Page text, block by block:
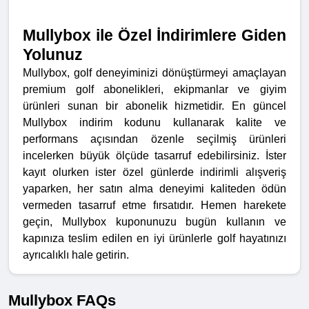
Mullybox ile Özel İndirimlere Giden
Yolunuz
Mullybox, golf deneyiminizi dönüştürmeyi amaçlayan
premium golf abonelikleri, ekipmanlar ve giyim
ürünleri sunan bir abonelik hizmetidir. En güncel
Mullybox indirim kodunu kullanarak kalite ve
performans açısından özenle seçilmiş ürünleri
incelerken büyük ölçüde tasarruf edebilirsiniz. İster
kayıt olurken ister özel günlerde indirimli alışveriş
yaparken, her satın alma deneyimi kaliteden ödün
vermeden tasarruf etme fırsatıdır. Hemen harekete
geçin, Mullybox kuponunuzu bugün kullanın ve
kapınıza teslim edilen en iyi ürünlerle golf hayatınızı
ayrıcalıklı hale getirin.
Mullybox FAQs